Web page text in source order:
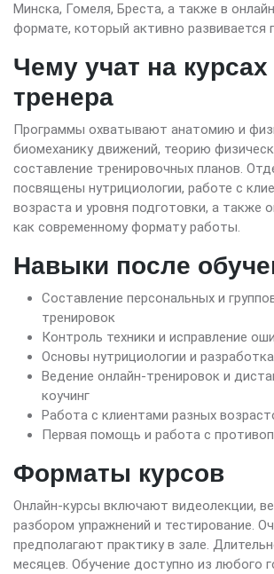
Минска, Гомеля, Бреста, а также в
формате, который активно развивается
Чему учат на
тренера
Программы охватывают анатомию и
биомеханику движений, теорию
составление тренировочных планов.
посвящены нутрициологии, работе с
возраста и уровня подготовки, а также
как современному формату работы.
Навыки после
Составление персональных и
тренировок
Контроль техники и исправление
Основы нутрициологии и
Ведение онлайн-тренировок и
коучинг
Работа с клиентами разных
Первая помощь и работа с
Форматы курсов
Онлайн-курсы включают видеолекции,
разбором упражнений и тестирование.
предполагают практику в зале.
месяцев. Обучение доступно из любого